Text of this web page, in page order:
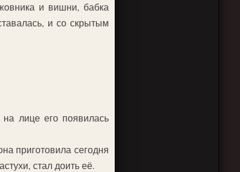
и вишни, бабка
и со скрытым
лице его появилась
приготовила сегодня
стал доить её.